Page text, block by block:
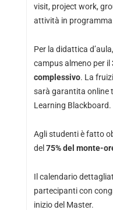
visit, project work,
attività in
Per la didattica
campus almeno per il
complessivo. La
sarà garantita online
Learning Blackboard.
Agli studenti è fatto
del 75% del monte-
Il calendario
partecipanti con
inizio del Master.